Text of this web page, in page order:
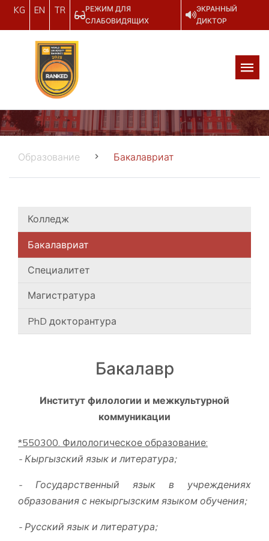
KG EN TR
РЕЖИМ ДЛЯ
СЛАБОВИДЯЩИХ
ЭКРАННЫЙ
ДИКТОР
Образование Бакалавриат
Колледж
Бакалавриат
Специалитет
Магистратура
PhD докторантура
Бакалавр
Институт филологии и межкультурной
коммуникации
*550300. Филологическое образование:
- Кыргызский язык и литература;
- Государственный язык в учреждениях
образования с некыргызским языком обучения;
- Русский язык и литература;